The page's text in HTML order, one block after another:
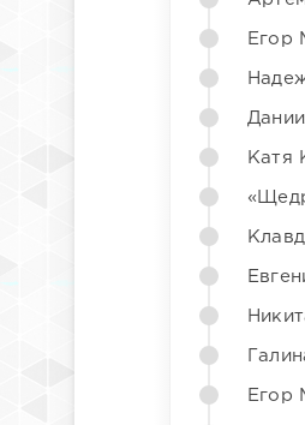
Егор
Катя
Егор